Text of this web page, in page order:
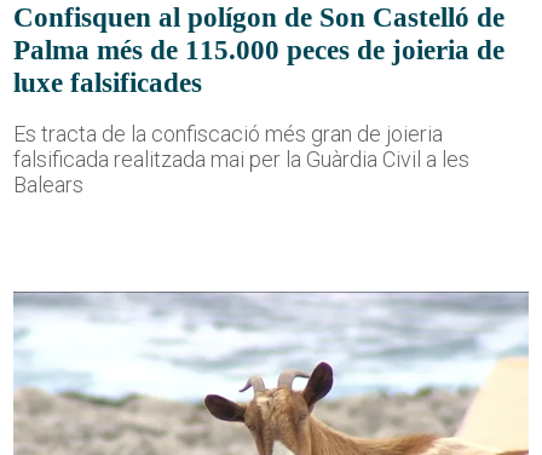
Confisquen al polígon de Son Castelló de
Palma més de 115.000 peces de joieria de
luxe falsificades
Es tracta de la confiscació més gran de joieria
falsificada realitzada mai per la Guàrdia Civil a les
Balears